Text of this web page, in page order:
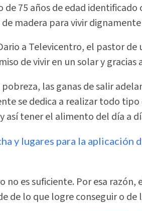
75 años de edad identificado
madera para vivir
a Televicentro, el pastor de
de vivir en un solar y
pobreza, las ganas de salir
se dedica a realizar todo tipo
así tener el alimento del día a
y lugares para la aplicación
no es suficiente. Por esa
de lo que logre conseguir o de